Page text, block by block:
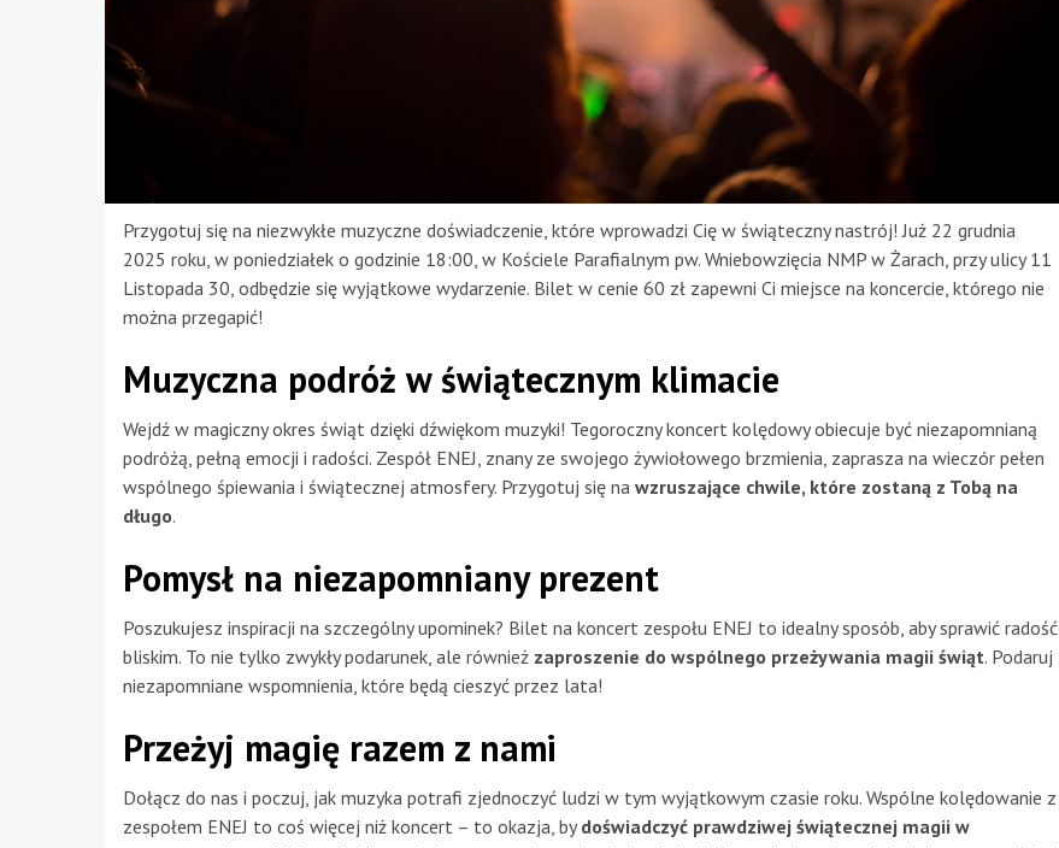
Przygotuj się na niezwykłe muzyczne doświadczenie, które wprowadzi Cię w świąteczny nastrój! Już 22 grudnia
2025 roku, w poniedziałek o godzinie 18:00, w Kościele Parafialnym pw. Wniebowzięcia NMP w Żarach, przy ulicy 11
Listopada 30, odbędzie się wyjątkowe wydarzenie. Bilet w cenie 60 zł zapewni Ci miejsce na koncercie, którego nie
można przegapić!
Muzyczna podróż w świątecznym klimacie
Wejdź w magiczny okres świąt dzięki dźwiękom muzyki! Tegoroczny koncert kolędowy obiecuje być niezapomnianą
podróżą, pełną emocji i radości. Zespół ENEJ, znany ze swojego żywiołowego brzmienia, zaprasza na wieczór pełen
wspólnego śpiewania i świątecznej atmosfery. Przygotuj się na wzruszające chwile, które zostaną z Tobą na
długo.
Pomysł na niezapomniany prezent
Poszukujesz inspiracji na szczególny upominek? Bilet na koncert zespołu ENEJ to idealny sposób, aby sprawić radość
bliskim. To nie tylko zwykły podarunek, ale również zaproszenie do wspólnego przeżywania magii świąt. Podaruj
niezapomniane wspomnienia, które będą cieszyć przez lata!
Przeżyj magię razem z nami
Dołącz do nas i poczuj, jak muzyka potrafi zjednoczyć ludzi w tym wyjątkowym czasie roku. Wspólne kolędowanie z
zespołem ENEJ to coś więcej niż koncert – to okazja, bydoświadczyć prawdziwej świątecznej magii w